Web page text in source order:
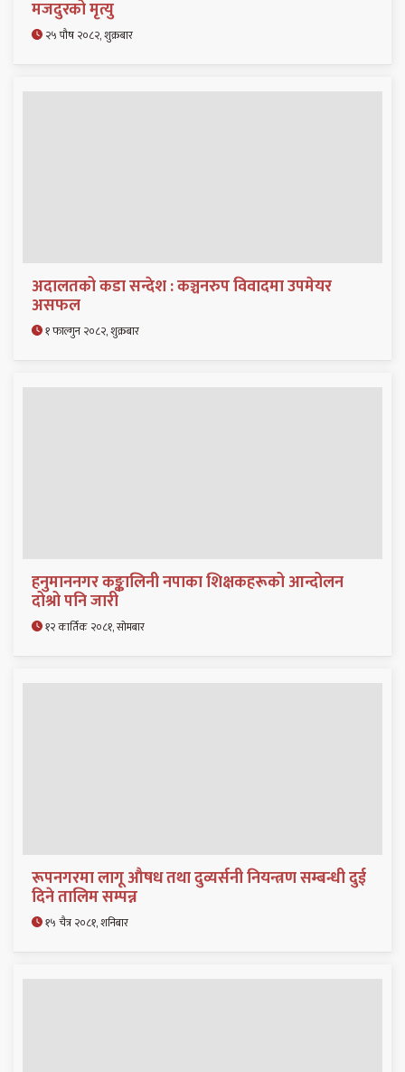
मजदुरको मृत्यु
२५ पौष २०८२, शुक्रबार
अदालतको कडा सन्देश : कञ्चनरुप विवादमा उपमेयर
असफल
१ फाल्गुन २०८२, शुक्रबार
हनुमाननगर कङ्कालिनी नपाका शिक्षकहरूको आन्दोलन
दोश्रो पनि जारी
१२ कार्तिक २०८१, सोमबार
रूपनगरमा लागू औषध तथा दुव्यर्सनी नियन्त्रण सम्बन्धी दुई
दिने तालिम सम्पन्न
१५ चैत्र २०८१, शनिबार